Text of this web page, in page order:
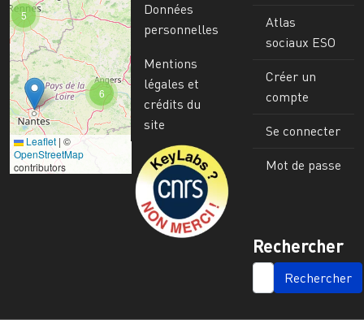
6
5
Leaflet | ©
OpenStreetMap
contributors
Données
personnelles
Mentions
légales et
crédits du
site
Image
Atlas
sociaux ESO
Créer un
compte
Se connecter
Mot de passe
Rechercher
SEARCH